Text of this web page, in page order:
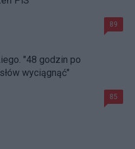
89
"48 godzin po
wyciągnąć"
85